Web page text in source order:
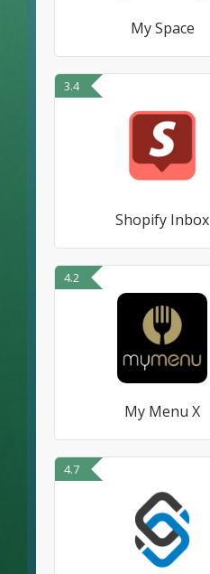
My Space
3.4
Shopify Inbox
4.2
My Menu X
4.7